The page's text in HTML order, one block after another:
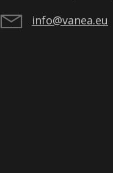
info@vanea.eu